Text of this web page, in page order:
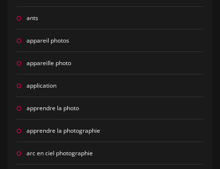
ants
appareil photos
appareille photo
application
apprendre la photo
apprendre la photographie
arc en ciel photographie